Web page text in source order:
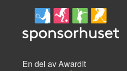
En del av AwardIt